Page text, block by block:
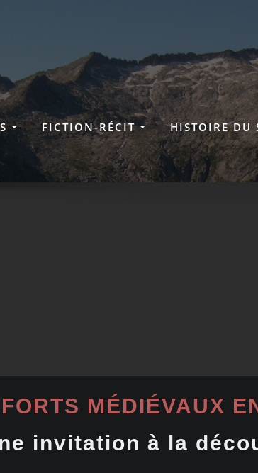
FICTION-RÉCIT HISTOIRE DU
MÉDIÉVAUX
invitation à la